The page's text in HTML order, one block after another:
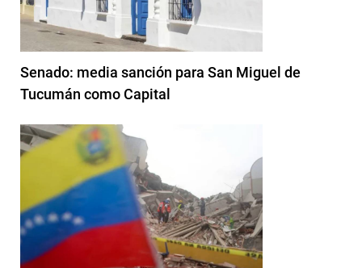
Senado: media sanción para San Miguel de
Tucumán como Capital